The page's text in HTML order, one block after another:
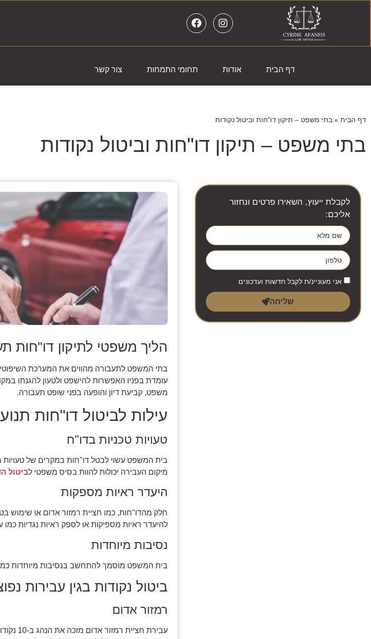
דף הבית אודות תחומי התמחות צור קשר
דף הבית » בתי משפט – תיקון דו"חות וביטול נקודות
בתי משפט – תיקון דו"חות וביטול נקודות
לקבלת ייעוץ, השאירו פרטים ונחזור
אליכם:
אני מעוניינ/ת לקבל חדשות ועדכונים
שליחה
הליך משפטי לתיקון דו"חות
בתי המשפט לתעבורה מהווים את המערכת
עומדת בפניו האפשרות להישפט ולטעון להגנתו
משפט, קביעת דיון והופעה בפני שופט תעבורה.
עילות לביטול דו"חות
טעויות טכניות בדו"ח
בית המשפט עשוי לבטל דו"חות במקרים של טעויות
מיקום העבירה יכולות להוות בסיס משפטי לביטול
היעדר ראיות מספקות
חלק מהדו"חות, כמו חציית רמזור אדום או שימוש
להיעדר ראיות מספיקות או לספק ראיות נגדיות כמו
נסיבות מיוחדות
בית המשפט מוסמך להתחשב בנסיבות מיוחדות
ביטול נקודות בגין עבירות
רמזור אדום
עבירת